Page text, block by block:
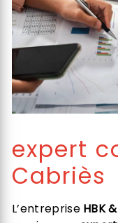
expert
Cabriès
L’entreprise HBK